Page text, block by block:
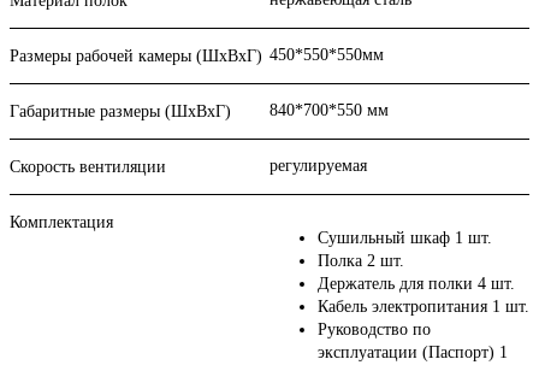
Размеры рабочей камеры (ШхВхГ) 450*550*550мм
Габаритные размеры (ШхВхГ) 840*700*550 мм
Скорость вентиляции регулируемая
Комплектация
Сушильный шкаф 1 шт.
Полка 2 шт.
Держатель для полки 4 шт.
Кабель электропитания 1 шт.
Руководство по
эксплуатации (Паспорт) 1